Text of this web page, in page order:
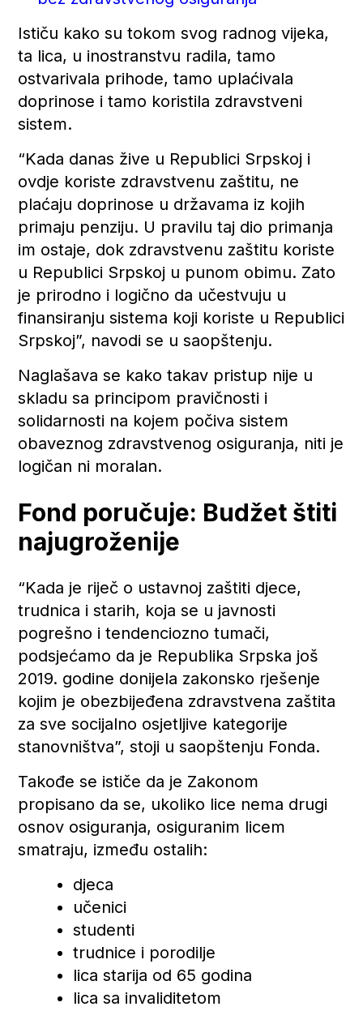
Ističu kako su tokom svog radnog vijeka,
ta lica, u inostranstvu radila, tamo
ostvarivala prihode, tamo uplaćivala
doprinose i tamo koristila zdravstveni
sistem.
“Kada danas žive u Republici Srpskoj i
ovdje koriste zdravstvenu zaštitu, ne
plaćaju doprinose u državama iz kojih
primaju penziju. U pravilu taj dio primanja
im ostaje, dok zdravstvenu zaštitu koriste
u Republici Srpskoj u punom obimu. Zato
je prirodno i logično da učestvuju u
finansiranju sistema koji koriste u Republici
Srpskoj”, navodi se u saopštenju.
Naglašava se kako takav pristup nije u
skladu sa principom pravičnosti i
solidarnosti na kojem počiva sistem
obaveznog zdravstvenog osiguranja, niti je
logičan ni moralan.
Fond poručuje: Budžet štiti
najugroženije
“Kada je riječ o ustavnoj zaštiti djece,
trudnica i starih, koja se u javnosti
pogrešno i tendenciozno tumači,
podsjećamo da je Republika Srpska još
2019. godine donijela zakonsko rješenje
kojim je obezbijeđena zdravstvena zaštita
za sve socijalno osjetljive kategorije
stanovništva”, stoji u saopštenju Fonda.
Takođe se ističe da je Zakonom
propisano da se, ukoliko lice nema drugi
osnov osiguranja, osiguranim licem
smatraju, između ostalih:
djeca
učenici
studenti
trudnice i porodilje
lica starija od 65 godina
lica sa invaliditetom